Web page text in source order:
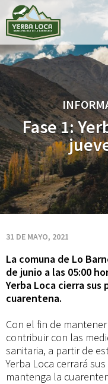
Fase
1:
Yerba
Loca
cierra
este
jueves
3
de
junio
Fase 1:
31 DE MAYO, 2021
La comuna de Lo
de junio a las 05:00
Yerba Loca cierra
cuarentena.
Con el fin de
contribuir con las
sanitaria, a partir de
Yerba Loca cerrará
mantenga la